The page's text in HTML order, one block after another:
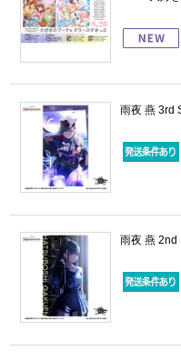
ラブライブ！虹ヶ咲学園スクール
ラブライブ！スーパースター!!
アイドリッシュセブン
モフモフパレード
雨夜 燕 3rd
雨夜 燕 2nd